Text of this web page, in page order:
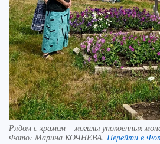
Рядом с храмом – могилы упокоенных
Фото: Марина КОЧНЕВА. Перейти в